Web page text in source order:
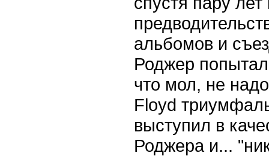
альбомов и
Роджер
что мол, не
Floyd
выступил в
Роджера и...